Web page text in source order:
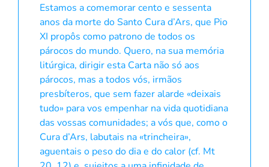
Estamos a comemorar cento e sessenta
anos da morte do Santo Cura d’Ars, que Pio
XI propôs como patrono de todos os
párocos do mundo. Quero, na sua memória
litúrgica, dirigir esta Carta não só aos
párocos, mas a todos vós, irmãos
presbíteros, que sem fazer alarde «deixais
tudo» para vos empenhar na vida quotidiana
das vossas comunidades; a vós que, como o
Cura d’Ars, labutais na «trincheira»,
aguentais o peso do dia e do calor (cf. Mt